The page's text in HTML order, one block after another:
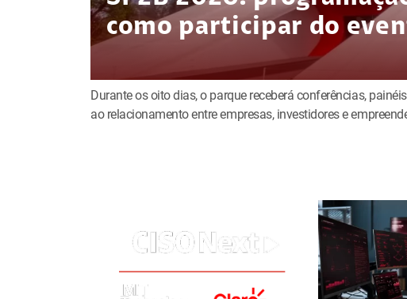
como participar do
Durante os oito dias, o parque receberá conferências,
ao relacionamento entre empresas, investidores e